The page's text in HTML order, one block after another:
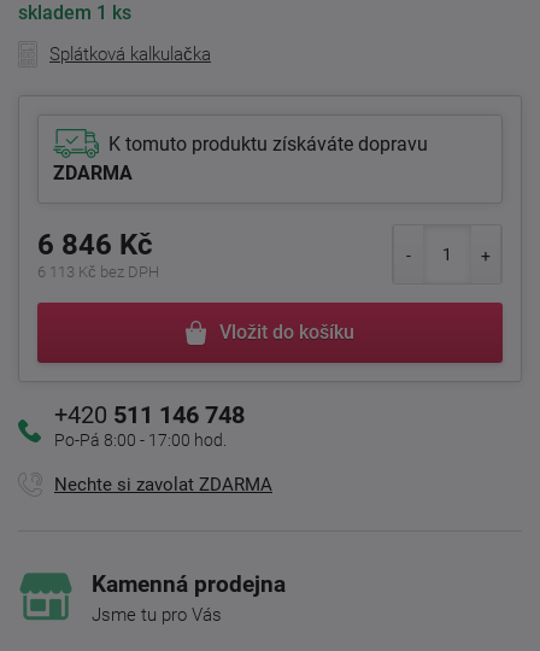
skladem 1 ks
Splátková kalkulačka
K tomuto produktu získáváte dopravu
ZDARMA
6 846 Kč
6 113 Kč bez DPH
Vložit do košíku
+420 511 146 748
Po-Pá 8:00 - 17:00 hod.
Nechte si zavolat ZDARMA
Kamenná prodejna
Jsme tu pro Vás